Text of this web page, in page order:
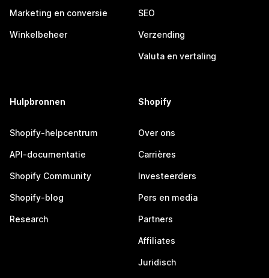
Marketing en conversie
Winkelbeheer
SEO
Verzending
Valuta en vertaling
Hulpbronnen
Shopify-helpcentrum
API-documentatie
Shopify Community
Shopify-blog
Research
Shopify
Over ons
Carrières
Investeerders
Pers en media
Partners
Affiliates
Juridisch